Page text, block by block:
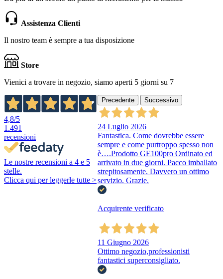
Assistenza Clienti
Il nostro team è sempre a tua disposizione
Store
Vienici a trovare in negozio, siamo aperti 5 giorni su 7
4,8/5
1.491
recensioni
Le nostre recensioni a 4 e 5
stelle.
Clicca qui per leggerle tutte >
Precedente Successivo
24 Luglio 2026
Fantastica. Come dovrebbe essere
sempre e come purtroppo spesso non
è….Prodotto GE100pro Ordinato ed
arrivato in due giorni. Pacco imballato
strepitosamente. Davvero un ottimo
servizio. Grazie.
Acquirente verificato
11 Giugno 2026
Ottimo negozio,professionisti
fantastici superconsigliato.